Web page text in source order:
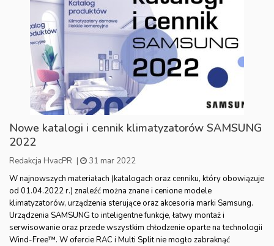
Nowe katalogi i cennik klimatyzatorów SAMSUNG
2022
Redakcja HvacPR |
31 mar 2022
W najnowszych materiałach (katalogach oraz cenniku, który obowiązuje
od 01.04.2022 r.) znaleźć można znane i cenione modele
klimatyzatorów, urządzenia sterujące oraz akcesoria marki Samsung.
Urządzenia SAMSUNG to inteligentne funkcje, łatwy montaż i
serwisowanie oraz przede wszystkim chłodzenie oparte na technologii
Wind-Free™. W ofercie RAC i Multi Split nie mogło zabraknąć